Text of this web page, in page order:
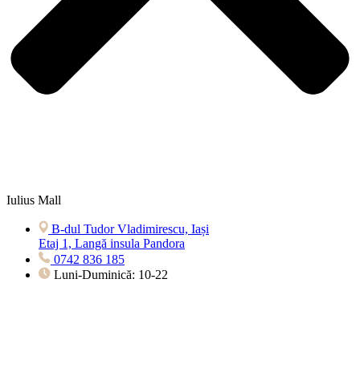
Iulius Mall
B-dul Tudor Vladimirescu, Iași
Etaj 1, Langă insula Pandora
0742 836 185
Luni-Duminică: 10-22